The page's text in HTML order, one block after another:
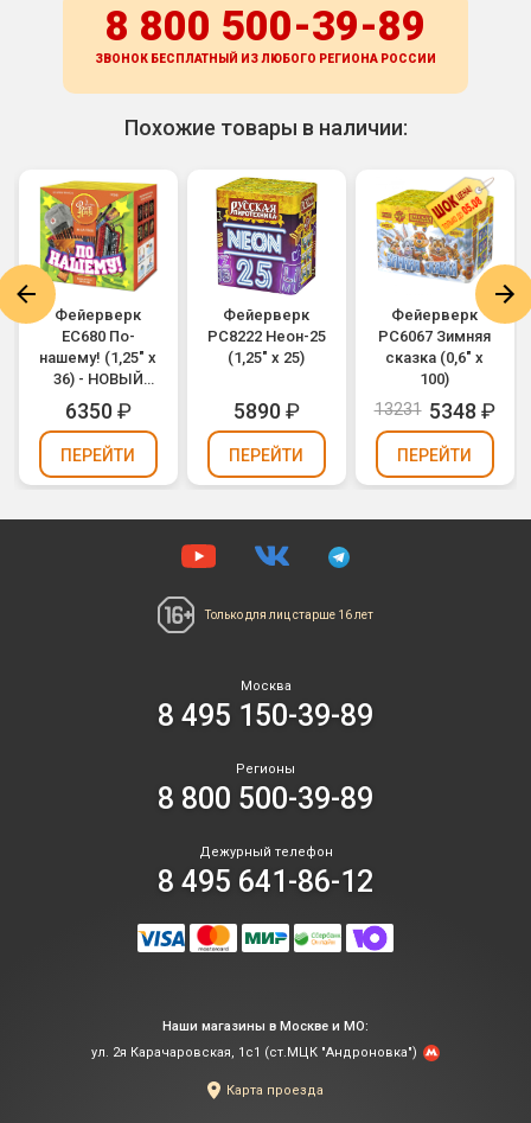
8 800 500-39-89
ЗВОНОК БЕСПЛАТНЫЙ ИЗ ЛЮБОГО РЕГИОНА РОССИИ
Похожие товары в наличии:
Фейерверк
ЕС680 По-
нашему! (1,25" х
36) - НОВЫЙ
ЭФФЕКТ
2025/2026
6350₽
ПЕРЕЙТИ
Фейерверк
РС8222 Неон-25
(1,25" х 25)
5890₽
ПЕРЕЙТИ
Фейерверк
РС6067 Зимняя
сказка (0,6" х
100)
13231 5348 ₽
ПЕРЕЙТИ
Только для лиц старше 16 лет
Москва
8 495 150-39-89
Регионы
8 800 500-39-89
Дежурный телефон
8 495 641-86-12
Наши магазины в Москве и МО:
ул. 2я Карачаровская, 1с1 (ст.МЦК "Андроновка")
Карта проезда